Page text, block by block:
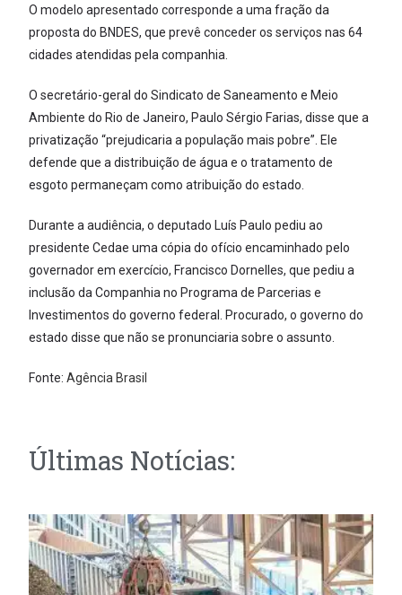
O modelo apresentado corresponde a uma fração da
proposta do BNDES, que prevê conceder os serviços nas 64
cidades atendidas pela companhia.
O secretário-geral do Sindicato de Saneamento e Meio
Ambiente do Rio de Janeiro, Paulo Sérgio Farias, disse que a
privatização “prejudicaria a população mais pobre”. Ele
defende que a distribuição de água e o tratamento de
esgoto permaneçam como atribuição do estado.
Durante a audiência, o deputado Luís Paulo pediu ao
presidente Cedae uma cópia do ofício encaminhado pelo
governador em exercício, Francisco Dornelles, que pediu a
inclusão da Companhia no Programa de Parcerias e
Investimentos do governo federal. Procurado, o governo do
estado disse que não se pronunciaria sobre o assunto.
Fonte:Agência Brasil
Últimas Notícias: